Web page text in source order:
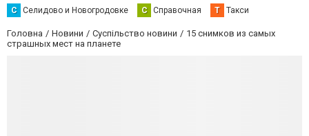
С Селидово и Новогродовке С Справочная Т Такси
Головна Новини Суспільство новини
15 снимков из самых
страшных мест на планете